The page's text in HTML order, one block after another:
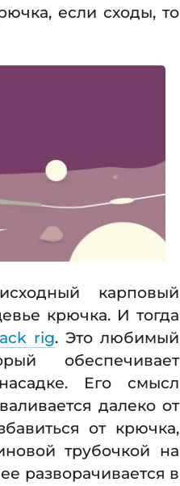
если сходы, то
карповый
крючка. И тогда
rig. Это любимый
обеспечивает
Его смысл
далеко от
от крючка,
трубочкой на
разворачивается в